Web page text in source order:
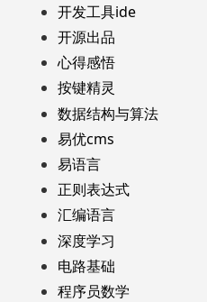
开发工具ide
开源出品
心得感悟
按键精灵
数据结构与算法
易优cms
易语言
正则表达式
汇编语言
深度学习
电路基础
程序员数学